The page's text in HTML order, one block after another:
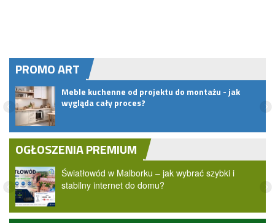
PROMO ART
Meble kuchenne od projektu do montażu - jak
wygląda cały proces?
OGŁOSZENIA PREMIUM
Światłowód w Malborku – jak wybrać szybki i
stabilny internet do domu?